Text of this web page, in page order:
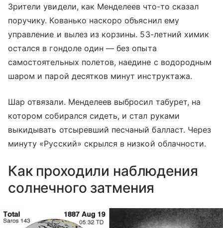
Зрители увидели, как Менделеев что-то сказал
поручику. Кованько наскоро объяснил ему
управление и вылез из корзины. 53-летний химик
остался в гондоле один — без опыта
самостоятельных полетов, наедине с водородным
шаром и парой десятков минут инструктажа.
Шар отвязали. Менделеев выбросил табурет, на
котором собирался сидеть, и стал руками
выкидывать отсыревший песчаный балласт. Через
минуту «Русский» скрылся в низкой облачности.
Как проходили наблюдения
солнечного затмения